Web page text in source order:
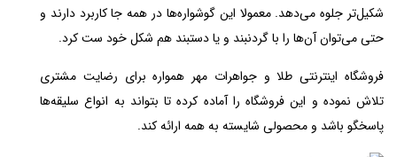
شکیل‌تر جلوه می‌دهد. معمولا این گوشواره‌ها در همه جا کاربرد دارند و
حتی می‌توان آن‌ها را با گردنبند و یا دستبند هم شکل خود ست کرد.
فروشگاه اینترنتی طلا و جواهرات مهر همواره برای رضایت مشتری
تلاش نموده و این فروشگاه را آماده کرده تا بتواند به انواع سلیقه‌ها
پاسخگو باشد و محصولی شایسته به همه ارائه کند.